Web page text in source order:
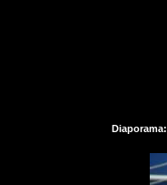
Diaporama: